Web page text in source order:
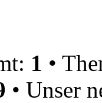
1 •
• Unser